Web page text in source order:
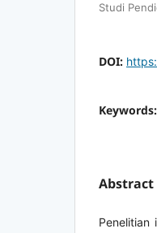
Studi
DOI:
Keywords:
Abstract
Penelitian